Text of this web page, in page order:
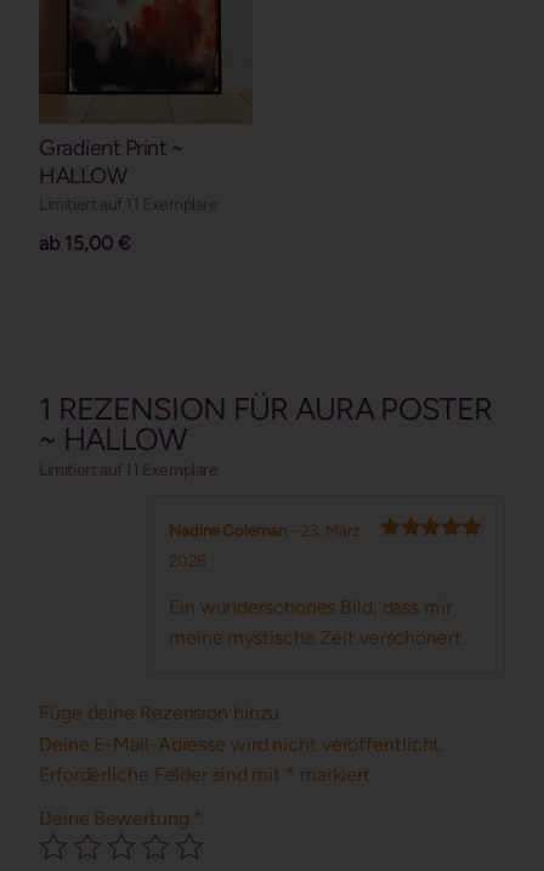
Gradient Print ~
HALLOW
Limitiert auf 11 Exemplare
ab 15,00 €
1 REZENSION FÜR AURA POSTER
~ HALLOW
Limitiert auf 11 Exemplare
Nadine Coleman
23. März
2026
Ein wunderschönes Bild, dass mir
meine mystische Zeit verschönert
Füge deine Rezension hinzu
Deine E-Mail-Adresse wird nicht veröffentlicht.
Erforderliche Felder sind mit * markiert
Deine Bewertung *